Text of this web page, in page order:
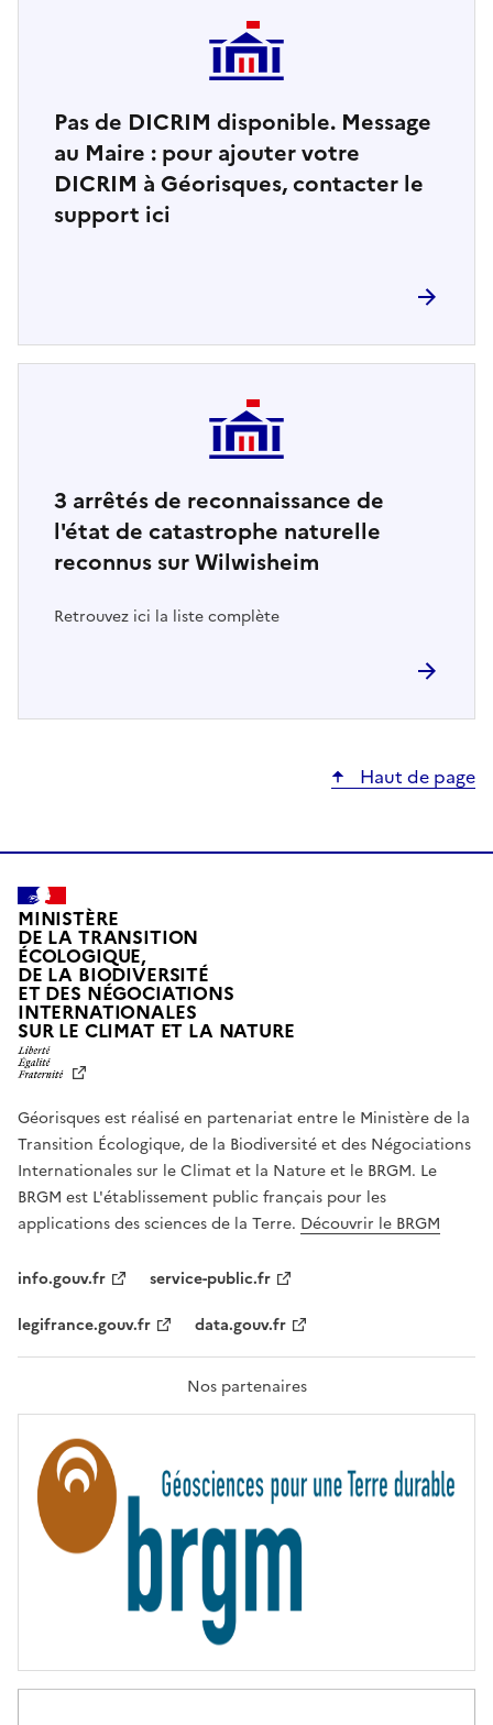
Pas de DICRIM disponible. Message
au Maire : pour ajouter votre
DICRIM à Géorisques, contacter le
support ici
3 arrêtés de reconnaissance de
l'état de catastrophe naturelle
reconnus sur Wilwisheim
Retrouvez ici la liste complète
Haut de page
MINISTÈRE
DE LA TRANSITION
ÉCOLOGIQUE,
DE LA BIODIVERSITÉ
ET DES NÉGOCIATIONS
INTERNATIONALES
SUR LE CLIMAT ET LA NATUREL
T
É
,
É
G
A
L
F
A
T
R
T
É
Géorisques est réalisé en partenariat entre le Ministère de la
Transition Écologique, de la Biodiversité et des Négociations
Internationales sur le Climat et la Nature et le BRGM. Le
BRGM est L'établissement public français pour les
applications des sciences de la Terre. Découvrir le BRGM
info.gouv.fr
service-public.fr
legifrance.gouv.fr
data.gouv.fr
Nos partenaires